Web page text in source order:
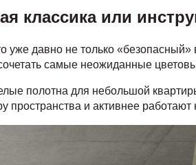
классика или
давно не только «безопасный»
самые неожиданные
полотна для небольшой
пространства и активнее